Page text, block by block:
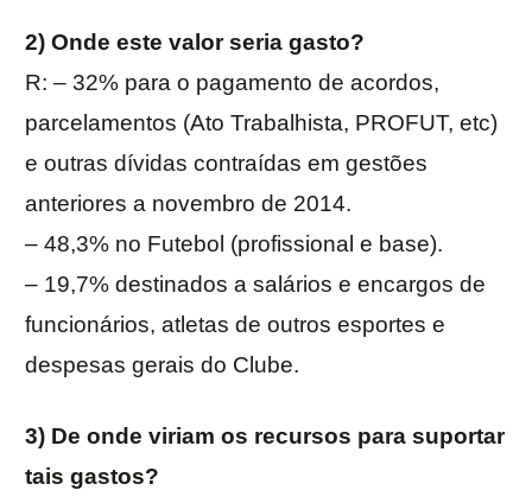
2) Onde este valor seria gasto?
R: – 32% para o pagamento de acordos,
parcelamentos (Ato Trabalhista, PROFUT, etc)
e outras dívidas contraídas em gestões
anteriores a novembro de 2014.
– 48,3% no Futebol (profissional e base).
– 19,7% destinados a salários e encargos de
funcionários, atletas de outros esportes e
despesas gerais do Clube.
3) De onde viriam os recursos para suportar
tais gastos?